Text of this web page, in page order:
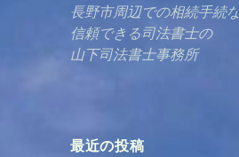
長野市周辺での相続手続な
信頼できる司法書士の
山下司法書士事務所
最近の投稿